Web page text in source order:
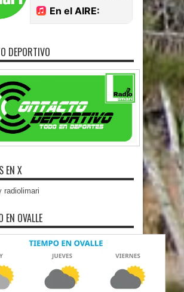
DEPORTIVO
EN X
radiolimari
EN OVALLE